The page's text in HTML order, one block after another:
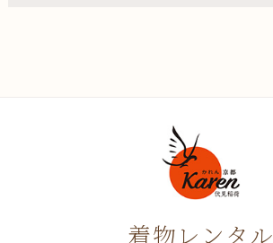
着物レンタル